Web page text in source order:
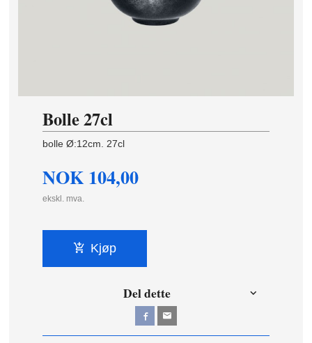
Bolle 27cl
bolle Ø:12cm. 27cl
NOK 104,00
ekskl. mva.
Kjøp
Del dette